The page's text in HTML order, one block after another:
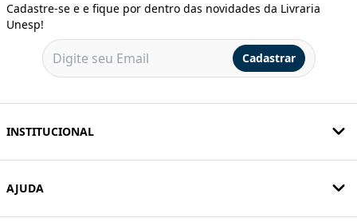
Cadastre-se e e fique por dentro das novidades da Livraria
Unesp!
Cadastrar
INSTITUCIONAL
AJUDA